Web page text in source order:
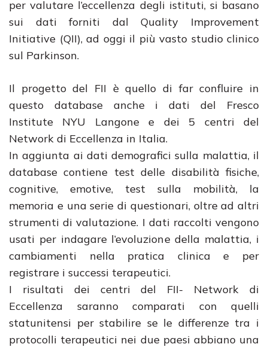
per valutare l’eccellenza degli istituti, si basano
sui dati forniti dal Quality Improvement
Initiative (QII), ad oggi il più vasto studio clinico
sul Parkinson.
Il progetto del FII è quello di far confluire in
questo database anche i dati del Fresco
Institute NYU Langone e dei 5 centri del
Network di Eccellenza in Italia.
In aggiunta ai dati demografici sulla malattia, il
database contiene test delle disabilità fisiche,
cognitive, emotive, test sulla mobilità, la
memoria e una serie di questionari, oltre ad altri
strumenti di valutazione. I dati raccolti vengono
usati per indagare l’evoluzione della malattia, i
cambiamenti nella pratica clinica e per
registrare i successi terapeutici.
I risultati dei centri del FII- Network di
Eccellenza saranno comparati con quelli
statunitensi per stabilire se le differenze tra i
protocolli terapeutici nei due paesi abbiano una